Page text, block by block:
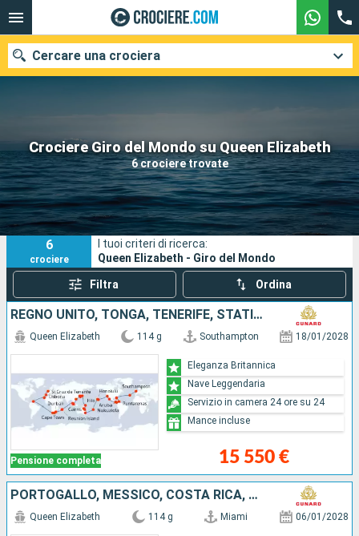
Crociere Giro del Mondo su Queen Elizabeth
6 crociere trovate
Cercare una crociera
Le nostre destinazioni
Mesi di partenza
Porti Compagnie
Ricerca
6
crociere
I tuoi criteri di ricerca:
Queen Elizabeth - Giro del Mondo
Filtra Ordina
REGNO UNITO, TONGA, TENERIFE, STATI UNITI, SAINT-VINCENT E LE GRENADINE, AFRICA DEL SUD, MAURITIUS, MALESIA, SINGAPORE, CINA, GIAPPONE, LA PAPUA NUOVA GUINEA, AUSTRALIA, FRANCIA, MESSICO, COSTA RICA,
Pensione completa
Queen Elizabeth 114 g Southampton 18/01/2028
15 550 €
Eleganza Britannica
Nave Leggendaria
Servizio in camera 24 ore su 24
Mance incluse
PORTOGALLO, MESSICO, COSTA RICA, REGNO UNITO, PANAMA, TENERIFE, STATI UNITI, SAINT-VINCENT E LE GRENADINE, AFRICA DEL SUD, MAURITIUS, MALESIA, SINGAPORE, CINA, GIAPPONE, LA PAPUA NUOVA GUINEA, AUSTRAL
Queen Elizabeth 114 g Miami 06/01/2028